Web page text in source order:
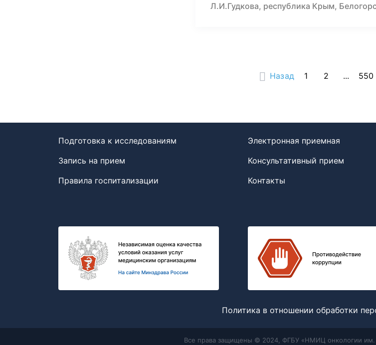
Л.И.Гудкова, республика Крым,
Назад 1 2 ... 550
Подготовка к исследованиям
Запись на прием
Правила госпитализации
Электронная приемная
Консультативный прием
Контакты
Политика в отношении обработки
Все права защищены © 2024, ФГБУ «НМИЦ онкологии им.